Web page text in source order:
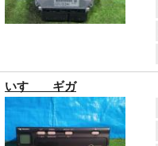
いすゞ ギガ